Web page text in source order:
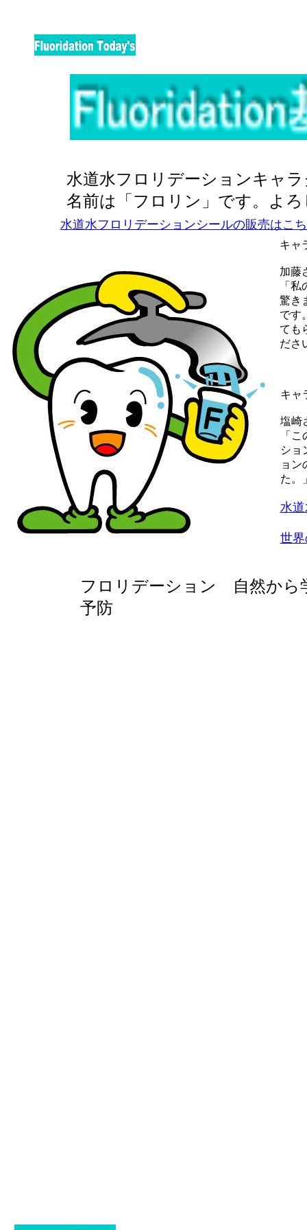
キャ
塩崎
「
ショ
ョン
た。
水
世
フロリデーション 自然から
予防
水道水フロリデーションキャ
名前は「フロリン」です。よ
キャ
加藤
「
驚き
です
ても
ださ
水道水フロリデーションシールの販売はこ